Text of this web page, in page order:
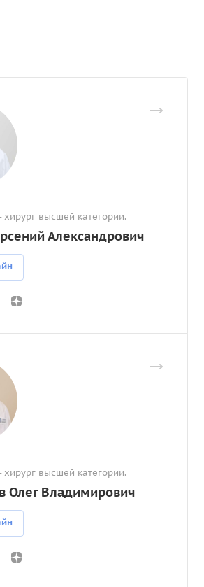
высшей категории.
Александрович
высшей категории.
Олег Владимирович